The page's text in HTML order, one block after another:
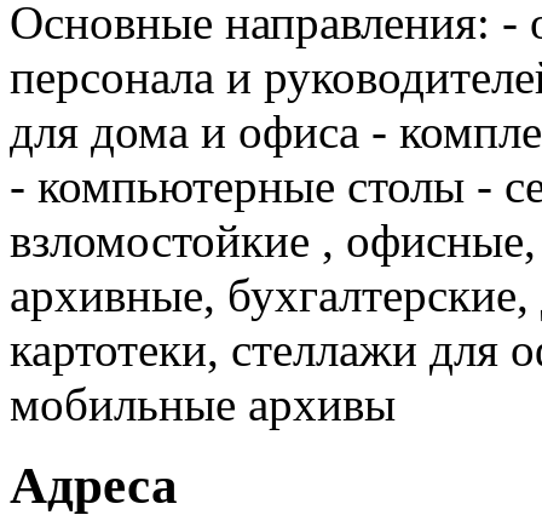
Основные направления: -
персонала и
для дома и офиса -
- компьютерные столы -
взломостойкие ,
архивные,
картотеки, стеллажи для
мобильные архивы
Адреса